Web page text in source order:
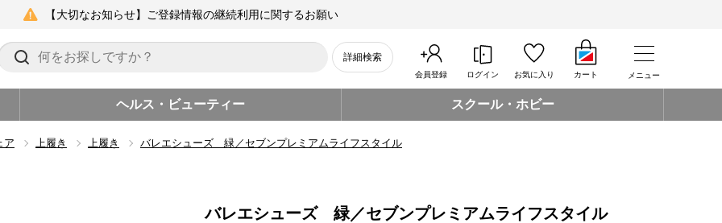
【大切なお知らせ】ご登録情報の継続利用に関するお願い
詳細検索
会員登録 ログイン お気に入り カート メニュー
ヘルス・ビューティー スクール・ホビー
ア 上履き 上履き バレエシューズ 緑／セブンプレミアムライフスタイル
バレエシューズ 緑／セブンプレミアムライフスタイル